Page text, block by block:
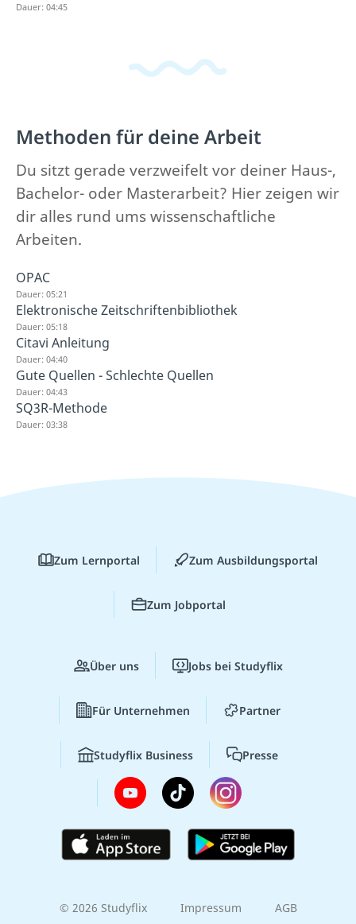
Dauer: 04:45
Methoden für deine Arbeit
Du sitzt gerade verzweifelt vor deiner Haus-,
Bachelor- oder Masterarbeit? Hier zeigen wir
dir alles rund ums wissenschaftliche
Arbeiten.
OPAC
Dauer: 05:21
Elektronische Zeitschriftenbibliothek
Dauer: 05:18
Citavi Anleitung
Dauer: 04:40
Gute Quellen - Schlechte Quellen
Dauer: 04:43
SQ3R-Methode
Dauer: 03:38
Zum Lernportal Zum Ausbildungsportal
Zum Jobportal
Über uns Jobs bei Studyflix
Für Unternehmen Partner
Studyflix Business Presse
© 2026 Studyflix Impressum AGB